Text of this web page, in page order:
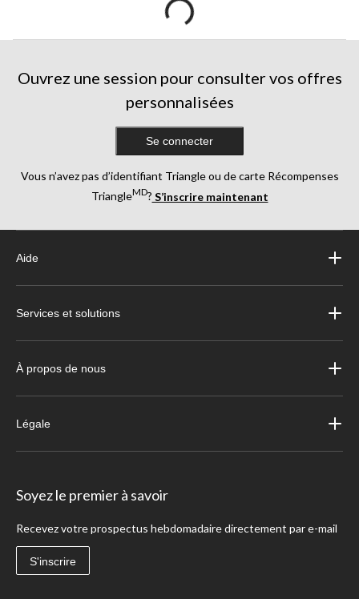
Ouvrez une session pour consulter vos offres
personnalisées
Se connecter
Vous n’avez pas d’identifiant Triangle ou de carte Récompenses
TriangleMD? S’inscrire maintenant
Aide
Services et solutions
À propos de nous
Légale
Soyez le premier à savoir
Recevez votre prospectus hebdomadaire directement par e-mail
S'inscrire